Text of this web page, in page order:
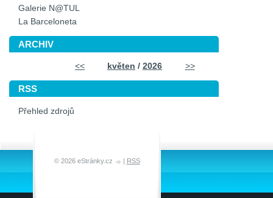
Galerie N@TUL
La Barceloneta
ARCHIV
<< květen / 2026 >>
RSS
Přehled zdrojů
© 2026 eStránky.cz | RSS